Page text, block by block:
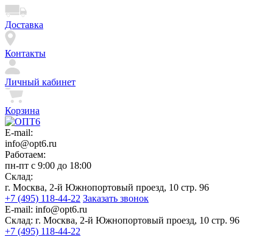
Доставка
Контакты
Личный кабинет
Корзина
E-mail:
info@opt6.ru
Работаем:
пн-пт с 9:00 до 18:00
Склад:
г. Москва, 2-й Южнопортовый проезд, 10 стр. 96
+7 (495) 118-44-22 Заказать звонок
E-mail: info@opt6.ru
Склад: г. Москва, 2-й Южнопортовый проезд, 10 стр. 96
+7 (495) 118-44-22